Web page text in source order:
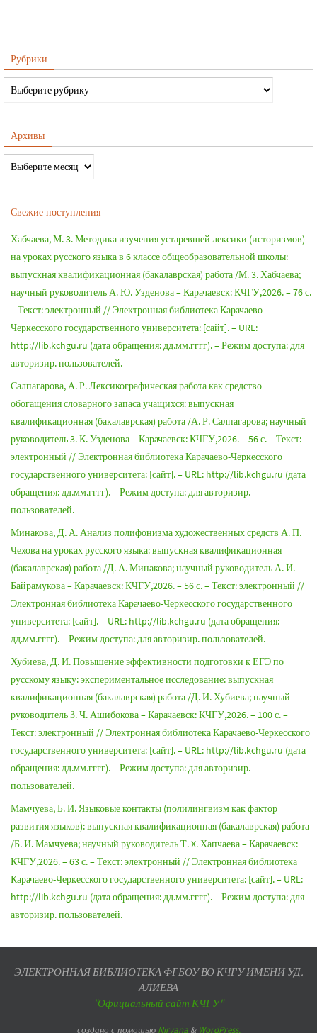
Рубрики
Архивы
Свежие поступления
Хабчаева, М. 3. Методика изучения устаревшей лексики (историзмов)
на уроках русского языка в 6 классе общеобразовательной школы:
выпускная квалификационная (бакалаврская) работа /М. 3. Хабчаева;
научный руководитель А. Ю. Узденова – Карачаевск: КЧГУ,2026. – 76 с.
– Текст: электронный // Электронная библиотека Карачаево-
Черкесского государственного университета: [сайт]. – URL:
http://lib.kchgu.ru (дата обращения: дд.мм.гггг). – Режим доступа: для
авторизир. пользователей.
Салпагарова, А. Р. Лексикографическая работа как средство
обогащения словарного запаса учащихся: выпускная
квалификационная (бакалаврская) работа /А. Р. Салпагарова; научный
руководитель 3. К. Узденова – Карачаевск: КЧГУ,2026. – 56 с. – Текст:
электронный // Электронная библиотека Карачаево-Черкесского
государственного университета: [сайт]. – URL: http://lib.kchgu.ru (дата
обращения: дд.мм.гггг). – Режим доступа: для авторизир.
пользователей.
Минакова, Д. А. Анализ полифонизма художественных средств А. П.
Чехова на уроках русского языка: выпускная квалификационная
(бакалаврская) работа /Д. А. Минакова; научный руководитель А. И.
Байрамукова – Карачаевск: КЧГУ,2026. – 56 с. – Текст: электронный //
Электронная библиотека Карачаево-Черкесского государственного
университета: [сайт]. – URL: http://lib.kchgu.ru (дата обращения:
дд.мм.гггг). – Режим доступа: для авторизир. пользователей.
Хубиева, Д. И. Повышение эффективности подготовки к ЕГЭ по
русскому языку: экспериментальное исследование: выпускная
квалификационная (бакалаврская) работа /Д. И. Хубиева; научный
руководитель З. Ч. Ашибокова – Карачаевск: КЧГУ,2026. – 100 с. –
Текст: электронный // Электронная библиотека Карачаево-Черкесского
государственного университета: [сайт]. – URL: http://lib.kchgu.ru (дата
обращения: дд.мм.гггг). – Режим доступа: для авторизир.
пользователей.
Мамчуева, Б. И. Языковые контакты (полилингвизм как фактор
развития языков): выпускная квалификационная (бакалаврская) работа
/Б. И. Мамчуева; научный руководитель Т. X. Хапчаева – Карачаевск:
КЧГУ,2026. – 63 с. – Текст: электронный // Электронная библиотека
Карачаево-Черкесского государственного университета: [сайт]. – URL:
http://lib.kchgu.ru (дата обращения: дд.мм.гггг). – Режим доступа: для
авторизир. пользователей.
ЭЛЕКТРОННАЯ БИБЛИОТЕКА ФГБОУ ВО КЧГУ ИМЕНИ УД.
АЛИЕВА
"Официальный сайт КЧГУ"
создано с помощью Nirvana& WordPress.